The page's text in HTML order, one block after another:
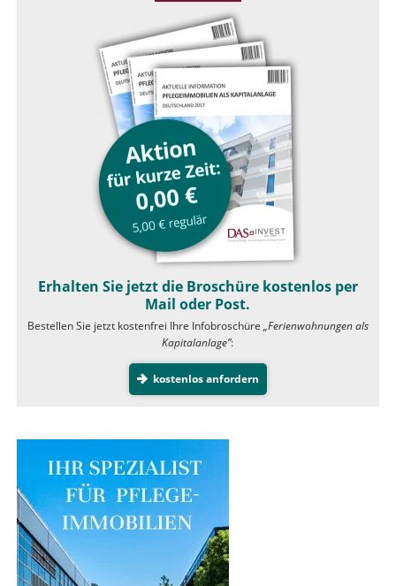
Erhalten Sie jetzt die Broschüre kostenlos per
Mail oder Post.
Bestellen Sie jetzt kostenfrei Ihre Infobroschüre „Ferienwohnungen als
Kapitalanlage”:
kostenlos anfordern